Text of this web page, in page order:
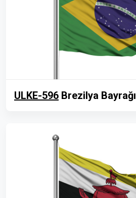
ULKE-596 Brezilya Bayrağı